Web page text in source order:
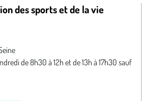
des sports et de la vie
de 8h30 à 12h et de 13h à 17h30 sauf